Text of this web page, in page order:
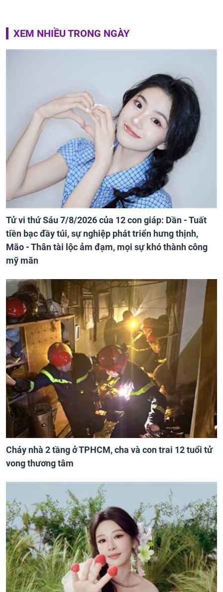
XEM NHIỀU TRONG NGÀY
Tử vi thứ Sáu 7/8/2026 của 12 con giáp: Dần - Tuất
tiền bạc đầy túi, sự nghiệp phát triển hưng thịnh,
Mão - Thân tài lộc ảm đạm, mọi sự khó thành công
mỹ mãn
Cháy nhà 2 tầng ở TPHCM, cha và con trai 12 tuổi tử
vong thương tâm